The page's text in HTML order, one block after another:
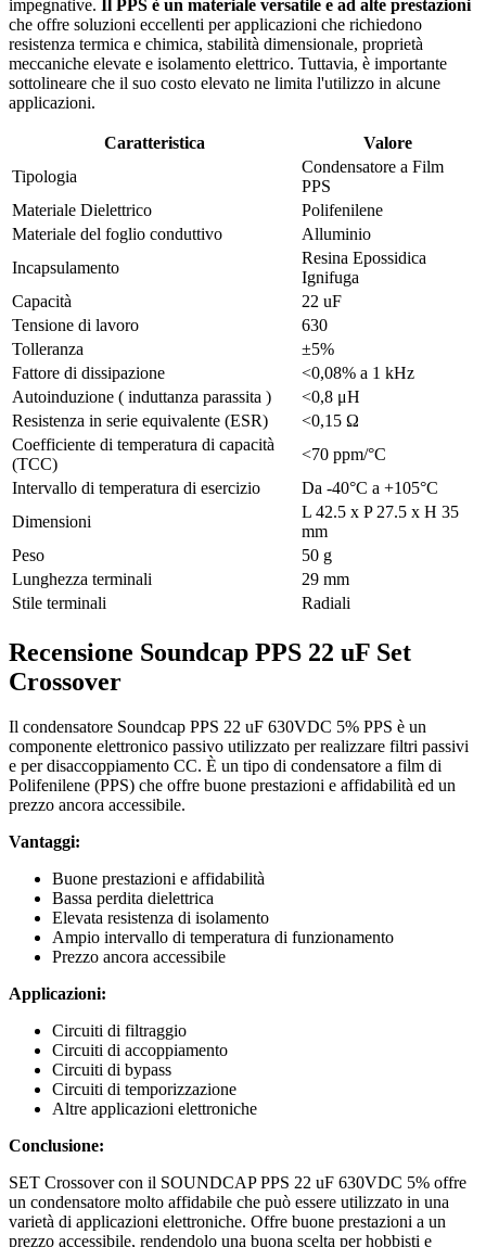
impegnative.
Il PPS è un materiale versatile e ad alte prestazioni
che offre soluzioni eccellenti per applicazioni che richiedono
resistenza termica e chimica, stabilità dimensionale, proprietà
meccaniche elevate e isolamento elettrico. Tuttavia, è importante
sottolineare che il suo costo elevato ne limita l'utilizzo in alcune
applicazioni.
Caratteristica
Valore
Tipologia
Condensatore a Film
PPS
Materiale Dielettrico
Polifenilene
Materiale del foglio conduttivo
Alluminio
Incapsulamento
Resina Epossidica
Ignifuga
Capacità
22 uF
Tensione di lavoro
630
Tolleranza
±5%
Fattore di dissipazione
<0,08% a 1 kHz
Autoinduzione ( induttanza parassita )
<0,8 μH
Resistenza in serie equivalente (ESR)
<0,15 Ω
Coefficiente di temperatura di capacità
(TCC)
<70 ppm/°C
Intervallo di temperatura di esercizio
Da -40°C a +105°C
Dimensioni
L 42.5 x P 27.5 x H 35
mm
Peso
50 g
Lunghezza terminali
29 mm
Stile terminali
Radiali
Recensione Soundcap PPS 22 uF Set
Crossover
Il condensatore Soundcap PPS 22 uF 630VDC 5% PPS è un
componente elettronico passivo utilizzato per realizzare filtri passivi
e per disaccoppiamento CC. È un tipo di condensatore a film di
Polifenilene (PPS) che offre buone prestazioni e affidabilità ed un
prezzo ancora accessibile.
Vantaggi:
Buone prestazioni e affidabilità
Bassa perdita dielettrica
Elevata resistenza di isolamento
Ampio intervallo di temperatura di funzionamento
Prezzo ancora accessibile
Applicazioni:
Circuiti di filtraggio
Circuiti di accoppiamento
Circuiti di bypass
Circuiti di temporizzazione
Altre applicazioni elettroniche
Conclusione:
SET Crossover con il SOUNDCAP PPS 22 uF 630VDC 5% offre
un condensatore molto affidabile che può essere utilizzato in una
varietà di applicazioni elettroniche. Offre buone prestazioni a un
prezzo accessibile, rendendolo una buona scelta per hobbisti e